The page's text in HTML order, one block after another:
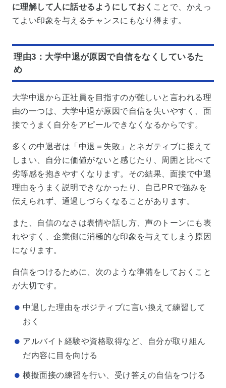
に理解して人に話せるようにしておく ことで、かえっ
てよい印象を与えるチャンスにもなり得ます。
理由3：大学中退が原因で自信をなくしているた
め
大学中退から正社員を目指すのが難しいと言われる理
由の一つは、大学中退が原因で自信を失いやすく、面
接でうまく自分をアピールできなくなるからです。
多くの中退者は「中退＝失敗」とネガティブに捉えて
しまい、自分に価値がないと感じたり、周囲と比べて
劣等感を抱きやすくなります。その結果、面接で中退
理由をうまく説明できなかったり、自己PRで強みを
伝えられず、通過しづらくなることがあります。
また、自信のなさは表情や話し方、声のトーンにも表
れやすく、企業側に消極的な印象を与えてしまう原因
になります。
自信をつけるために、次のような準備をしておくこと
が大切です。
中退した理由をポジティブに言い換えて練習して
おく
アルバイト経験や資格取得など、自分が取り組ん
だ内容に目を向ける
模擬面接の練習を行い、受け答えの自信をつける